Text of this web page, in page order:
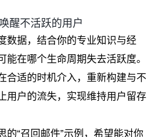
醒不活跃的用户
数据，结合你的专业知识与经
能在哪个生命周期失去活跃度。
合适的时机介入，重新构建与不
用户的流失，实现维持用户留存
的“召回邮件”示例，希望能对你